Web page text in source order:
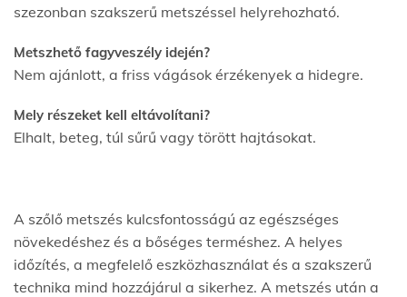
szezonban szakszerű metszéssel helyrehozható.
Metszhető fagyveszély idején?
Nem ajánlott, a friss vágások érzékenyek a hidegre.
Mely részeket kell eltávolítani?
Elhalt, beteg, túl sűrű vagy törött hajtásokat.
A szőlő metszés kulcsfontosságú az egészséges
növekedéshez és a bőséges terméshez. A helyes
időzítés, a megfelelő eszközhasználat és a szakszerű
technika mind hozzájárul a sikerhez. A metszés után a